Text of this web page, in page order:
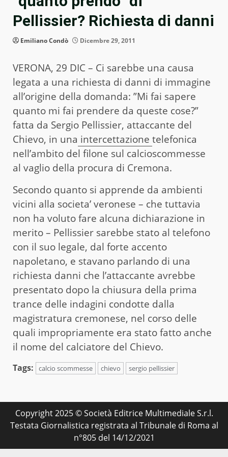
Pellissier? Richiesta di danni
Emiliano Condò Dicembre 29, 2011
VERONA, 29 DIC – Ci sarebbe una causa
legata a una richiesta di danni di immagine
all’origine della domanda: ”Mi fai sapere
quanto mi fai prendere da queste cose?”
fatta da Sergio Pellissier, attaccante del
Chievo, in una intercettazione telefonica
nell’ambito del filone sul calcioscommesse
al vaglio della procura di Cremona.
Secondo quanto si apprende da ambienti
vicini alla societa’ veronese – che tuttavia
non ha voluto fare alcuna dichiarazione in
merito – Pellissier sarebbe stato al telefono
con il suo legale, dal forte accento
napoletano, e stavano parlando di una
richiesta danni che l’attaccante avrebbe
presentato dopo la chiusura della prima
trance delle indagini condotte dalla
magistratura cremonese, nel corso delle
quali impropriamente era stato fatto anche
il nome del calciatore del Chievo.
Tags: calcio scommesse chievo sergio pellissier
Copyright 2025 © Società Editrice Multimediale S.r.l.
Testata Giornalistica registrata al Tribunale di Roma al
n°805 del 14/12/2021